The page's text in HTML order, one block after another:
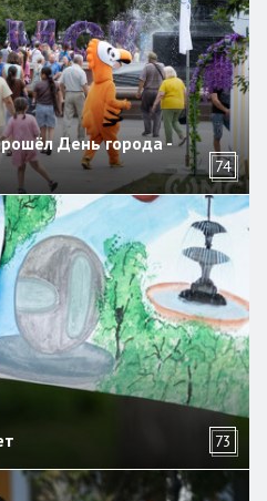
День города -
74
73